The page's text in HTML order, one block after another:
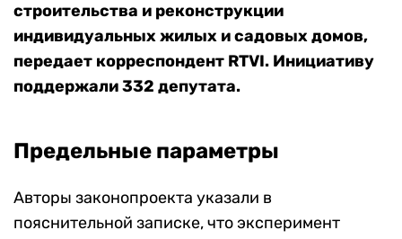
строительства и реконструкции
индивидуальных жилых и садовых домов,
передает корреспондент RTVI. Инициативу
поддержали 332 депутата.
Предельные параметры
Авторы законопроекта указали в
пояснительной записке, что эксперимент